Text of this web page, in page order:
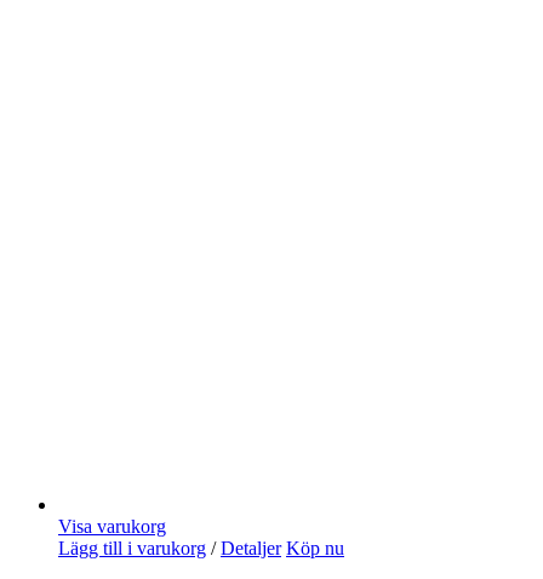
Visa varukorg
Lägg till i varukorg / Detaljer Köp nu